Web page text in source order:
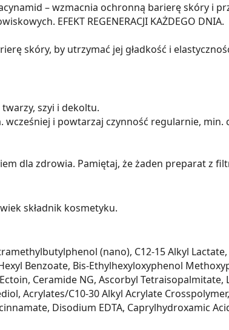
– wzmacnia ochronną barierę skóry i
EFEKT REGENERACJI KAŻDEGO DNIA.
skóry, by utrzymać jej gładkość i
szyi i dekoltu.
wcześniej i powtarzaj czynność regularnie, min.
dla zdrowia. Pamiętaj, że żaden preparat z
składnik kosmetyku.
(nano), C12-15 Alkyl
Benzoate, Bis-Ethylhexyloxyphenol
Ceramide NG, Ascorbyl
Acrylates/C10-30 Alkyl Acrylate
Disodium EDTA, Caprylhydroxamic